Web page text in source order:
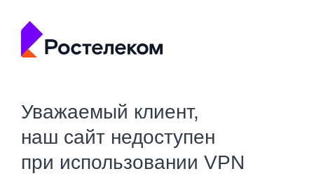
Уважаемый клиент,
наш сайт недоступен
при использовании VPN